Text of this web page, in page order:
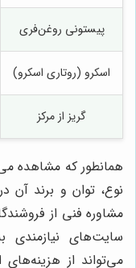
پیستونی روغن‌فری
اسکرو (روتاری اسکرو)
گریز از مرکز
همانطور که مشاهده
نوع، توان و برند آن
مشاوره فنی از
سایت‌های نیازمندی
می‌تواند از